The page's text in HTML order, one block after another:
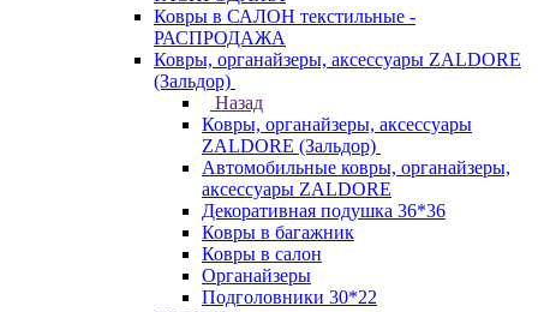
Ковры в САЛОН текстильные -
РАСПРОДАЖА
Ковры, органайзеры, аксессуары ZALDORE
(Зальдор)
Назад
Ковры, органайзеры, аксессуары
ZALDORE (Зальдор)
Автомобильные ковры, органайзеры,
аксессуары ZALDORE
Декоративная подушка 36*36
Ковры в багажник
Ковры в салон
Органайзеры
Подголовники 30*22